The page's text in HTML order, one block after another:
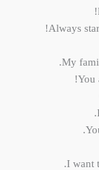
Always
My
You
I want